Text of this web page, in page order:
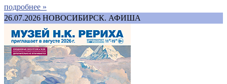
подробнее »
26.07.2026 НОВОСИБИРСК. АФИША